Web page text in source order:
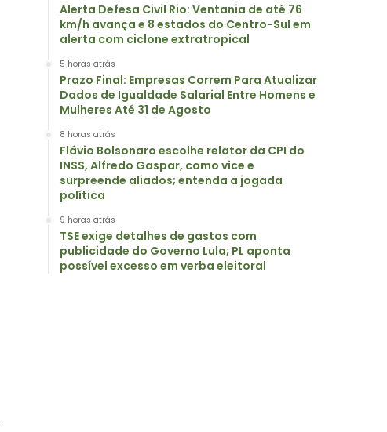
Alerta Defesa Civil Rio: Ventania de até 76
km/h avança e 8 estados do Centro-Sul em
alerta com ciclone extratropical
5 horas atrás
Prazo Final: Empresas Correm Para Atualizar
Dados de Igualdade Salarial Entre Homens e
Mulheres Até 31 de Agosto
8 horas atrás
Flávio Bolsonaro escolhe relator da CPI do
INSS, Alfredo Gaspar, como vice e
surpreende aliados; entenda a jogada
política
9 horas atrás
TSE exige detalhes de gastos com
publicidade do Governo Lula; PL aponta
possível excesso em verba eleitoral